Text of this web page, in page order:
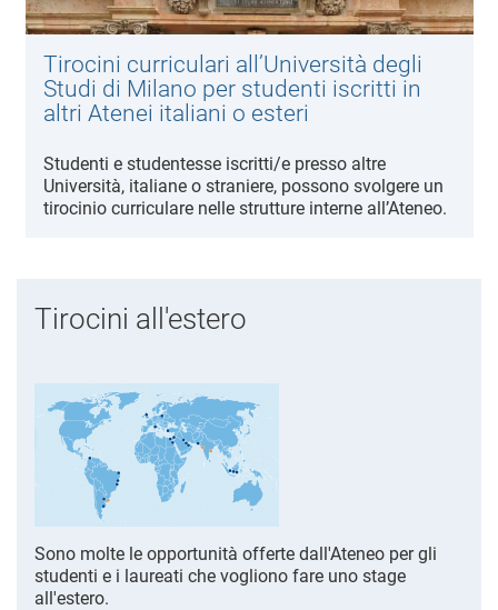
Tirocini curriculari all’Università degli
Studi di Milano per studenti iscritti in
altri Atenei italiani o esteri
Studenti e studentesse iscritti/e presso altre
Università, italiane o straniere, possono svolgere un
tirocinio curriculare nelle strutture interne all’Ateneo.
Tirocini all'estero
Sono molte le opportunità offerte dall'Ateneo per gli
studenti e i laureati che vogliono fare uno stage
all'estero.